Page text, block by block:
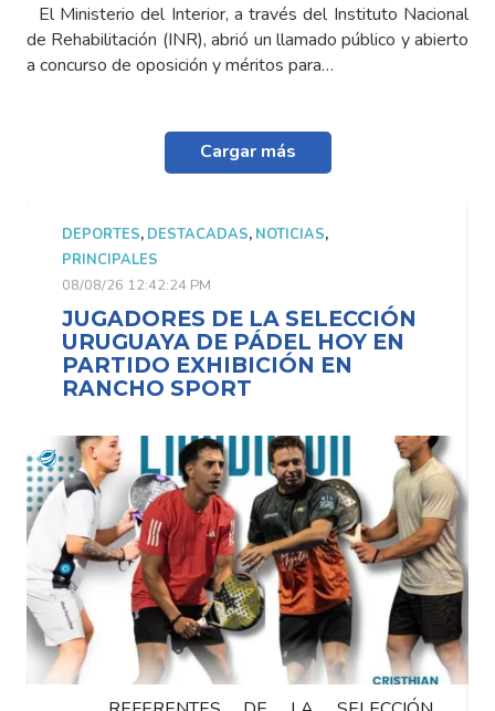
El Ministerio del Interior, a través del Instituto Nacional
de Rehabilitación (INR), abrió un llamado público y abierto
a concurso de oposición y méritos para…
Cargar más
DEPORTES, DESTACADAS, NOTICIAS,
PRINCIPALES
08/08/26 12:42:24 PM
JUGADORES DE LA SELECCIÓN
URUGUAYA DE PÁDEL HOY EN
PARTIDO EXHIBICIÓN EN
RANCHO SPORT